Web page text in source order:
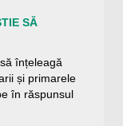
SĂ
înțeleagă
și primarele
în răspunsul